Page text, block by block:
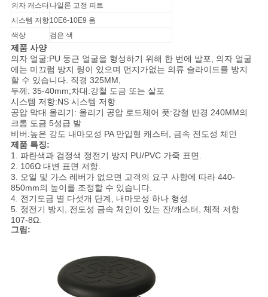
하
세
요
사
이
트
맵
PRIVACY
POLICY
의자 캐스터 나일론 고정 피트
시스템 저항10E6-10E9 옴
색상
검은 색
제품 사양
의자 얼굴:PU 둥근 얼굴을 형성하기 위해 한 번에 발포, 의자 얼굴
에는 미끄럼 방지 링이 있으며 먼지가없는 의류 슬라이드를 방지
할 수 있습니다. 직경 325MM,
두께: 35-40mm;차대:강철 도금 또는 살포
시스템 저항:NS시스템 저항
공압 막대 올리기: 올리기 공압 로드체어 풋:강철 반경 240MM의
크롬 도금 5성급 발
비버:높은 강도 내마모성 PA 만입형 캐스터, 금속 전도성 체인
제품 특징:
1. 파란색과 검정색 정전기 방지 PU/PVC 가죽 표면.
2. 106Ω 대변 표면 저항.
3. 오일 및 가스 레버가 없으면 고객의 요구 사항에 따라 440-
850mm의 높이를 조정할 수 있습니다.
4. 전기도금 별 다섯개 단계, 내마모성 하나 형성.
5. 정전기 방지, 전도성 금속 체인이 있는 잔/캐스터, 체적 저항
107-8Ω.
그림: